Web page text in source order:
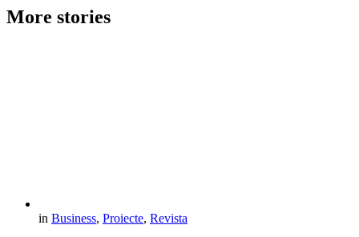
More stories
in Business, Proiecte, Revista